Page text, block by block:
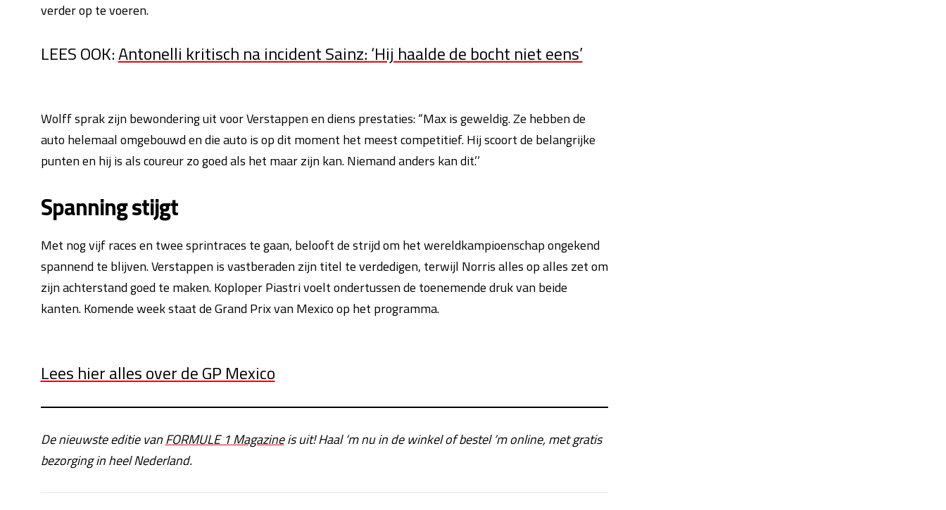
verder op te voeren.
LEES OOK:Antonelli kritisch na incident Sainz: ‘Hij haalde de bocht niet eens’
Wolff sprak zijn bewondering uit voor Verstappen en diens prestaties: “Max is geweldig. Ze hebben de
auto helemaal omgebouwd en die auto is op dit moment het meest competitief. Hij scoort de belangrijke
punten en hij is als coureur zo goed als het maar zijn kan. Niemand anders kan dit.’’
Spanning stijgt
Met nog vijf races en twee sprintraces te gaan, belooft de strijd om het wereldkampioenschap ongekend
spannend te blijven. Verstappen is vastberaden zijn titel te verdedigen, terwijl Norris alles op alles zet om
zijn achterstand goed te maken. Koploper Piastri voelt ondertussen de toenemende druk van beide
kanten. Komende week staat de Grand Prix van Mexico op het programma.
Lees hier alles over de GP Mexico
De nieuwste editie vanFORMULE 1 Magazineis uit! Haal ‘m nu in de winkel of bestel ‘m online, met gratis
bezorging in heel Nederland.